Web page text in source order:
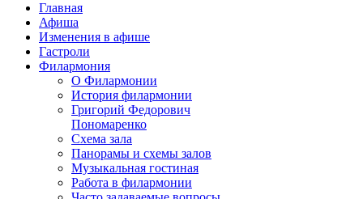
Главная
Афиша
Изменения в афише
Гастроли
Филармония
О Филармонии
История филармонии
Григорий Федорович
Пономаренко
Схема зала
Панорамы и схемы залов
Музыкальная гостиная
Работа в филармонии